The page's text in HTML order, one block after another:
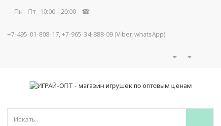
Пн - Пт 10:00 - 20:00 ☎
+7-495-01-808-17, +7-965-34-888-09 (Viber, whatsApp)